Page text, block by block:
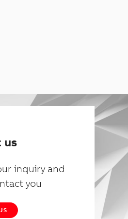
us
inquiry and
you